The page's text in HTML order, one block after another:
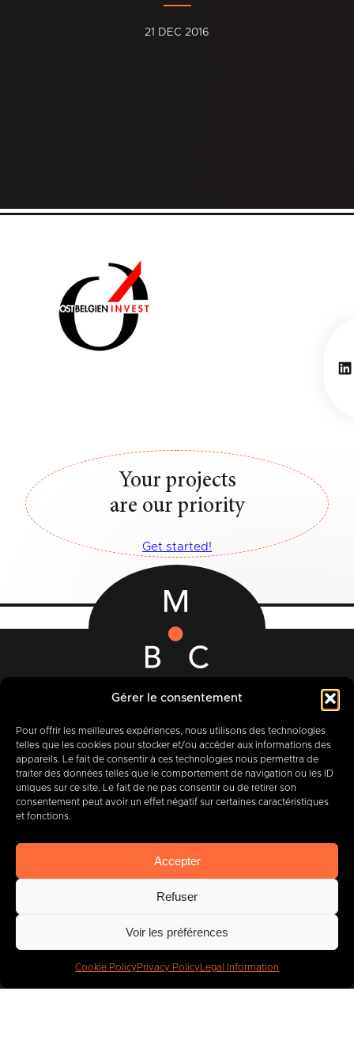
Gérer le consentement
Pour offrir les meilleures expériences, nous utilisons des technologies
telles que les cookies pour stocker et/ou accéder aux informations des
appareils. Le fait de consentir à ces technologies nous permettra de
traiter des données telles que le comportement de navigation ou les ID
uniques sur ce site. Le fait de ne pas consentir ou de retirer son
consentement peut avoir un effet négatif sur certaines caractéristiques
et fonctions.
Accepter
Refuser
Voir les préférences
Cookie PolicyPrivacy Policy Legal Information
21 DEC 2016
Your projects
are our priority
Get started!
+32 (0) 65 39 95 70
info@imbc.be
Today, partner
to
400companies.